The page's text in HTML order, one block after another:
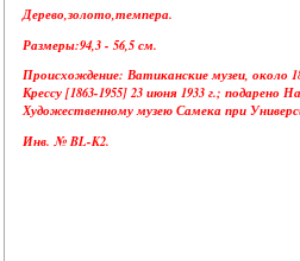
Дерево,золото,темпера.
Размеры:94,3 - 56,5 см.
Происхождение: Ватиканские музеи, около
Крессу [1863-1955] 23 июня 1933 г.; подарено
Художественному музею Самека при
Инв. № BL-K2.